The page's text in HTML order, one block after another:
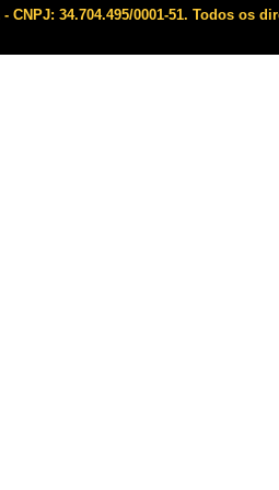
34.704.495/0001-51. Todos os